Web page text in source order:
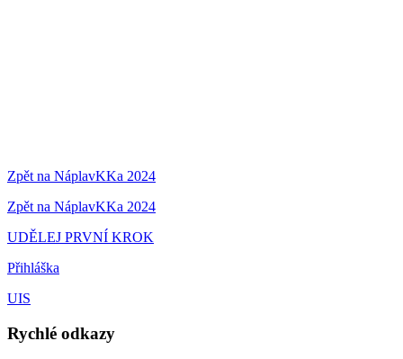
Zpět na NáplavKKa 2024
Zpět na NáplavKKa 2024
UDĚLEJ PRVNÍ KROK
Přihláška
UIS
Rychlé odkazy